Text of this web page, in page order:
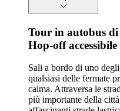
Tour in autobus
Hop-off
Sali a bordo di uno
qualsiasi delle fermate
calma. Attraversa le
più importante della